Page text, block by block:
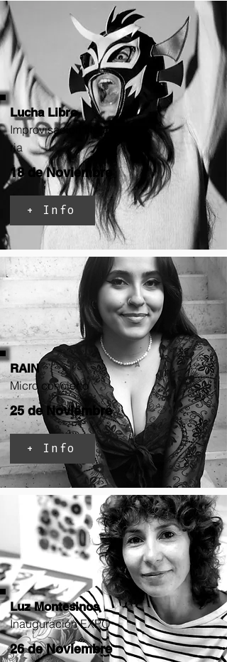
Lucha Libro
Improvisación
litera
ria
18 de Noviembre
+ Info
RAIN
Micro concierto
25 de Noviembre
+ Info
Luz Montesinos
Inauguración EXPO
26 de Noviembre